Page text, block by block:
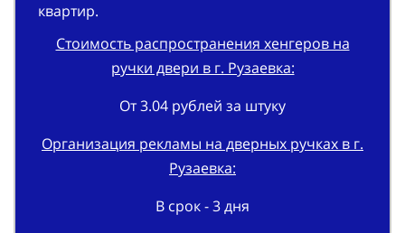
квартир.
Стоимость распространения хенгеров на
ручки двери в г. Рузаевка:
От 3.04 рублей за штуку
Организация рекламы на дверных ручках в г.
Рузаевка:
В срок - 3 дня